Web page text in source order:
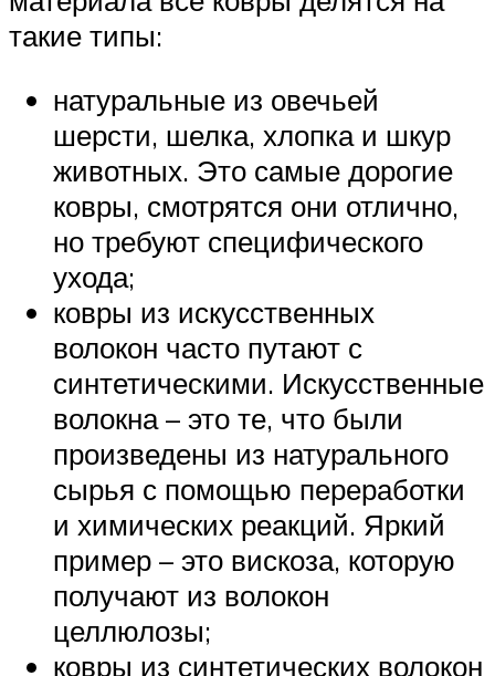
такие типы:
натуральные из овечьей
шерсти, шелка, хлопка и шкур
животных. Это самые дорогие
ковры, смотрятся они отлично,
но требуют специфического
ухода;
ковры из искусственных
волокон часто путают с
синтетическими. Искусственные
волокна – это те, что были
произведены из натурального
сырья с помощью переработки
и химических реакций. Яркий
пример – это вискоза, которую
получают из волокон
целлюлозы;
ковры из синтетических волокон